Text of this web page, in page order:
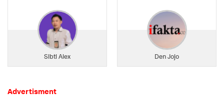
Sibti Alex Den Jojo
Advertisment